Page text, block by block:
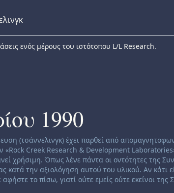
ενός μέρους του ιστότοπου L/L Research.
1990
(τσάννελινγκ) έχει παρθεί από
«Rock Creek Research & Development
χρήσιμη. Όπως λένε πάντα οι οντότητες της
κατά την αξιολόγηση αυτού του υλικού. Αν κάτι
το πίσω, γιατί ούτε εμείς ούτε εκείνοι